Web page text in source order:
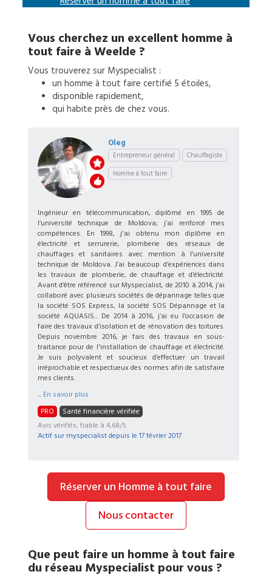
Vous cherchez un excellent homme à
tout faire à Weelde ?
Vous trouverez sur Myspecialist :
un homme à tout faire certifié 5 étoiles,
disponible rapidement,
qui habite près de chez vous.
Oleg
Entrepreneur général
Chauffagiste
Homme à tout faire
Ingénieur en télécommunication, diplômé en 1995 de
l’université technique de Moldova; j’ai renforcé mes
compétences. En 1998, j'ai obtenu mon diplôme en
électricité et serrurerie, plomberie des réseaux de
chauffages et sanitaires avec mention à l’université
technique de Moldova. J’ai beaucoup d’expériences dans
les travaux de plomberie, de chauffage et d’électricité.
Avant d’être référencé sur Myspecialist, de 2010 à 2014, j’ai
collaboré avec plusieurs sociétés de dépannage telles que
la société SOS Express, la société SOS Dépannage et la
société AQUASIS... De 2014 à 2016, j’ai eu l’occasion de
faire des travaux d’isolation et de rénovation des toitures.
Depuis novembre 2016, je fais des travaux en sous-
traitance pour de l'installation de chauffage et électricité.
Je suis polyvalent et soucieux d’effectuer un travail
irréprochable et respectueux des normes afin de satisfaire
mes clients.
... En savoir plus
PRO
Santé financière vérifiée
Avis vérifiés, fiable à 4,68/5
Actif sur myspecialist depuis le 17 février 2017
Réserver un Homme à tout faire
Nous contacter
Que peut faire un homme à tout faire
du réseau Myspecialist pour vous ?